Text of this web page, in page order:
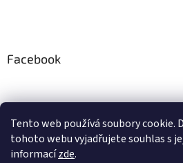
Tento web používá soubory cookie.
tohoto webu vyjadřujete souhlas s
informacízde.
Facebook